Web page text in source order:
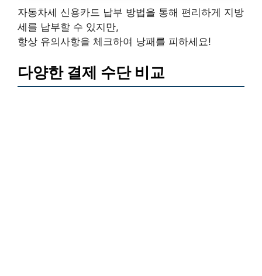
자동차세 신용카드 납부 방법을 통해 편리하게 지방
세를 납부할 수 있지만,
항상 유의사항을 체크하여 낭패를 피하세요!
다양한 결제 수단 비교